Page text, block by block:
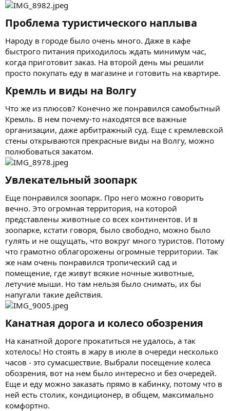
Проблема туристического наплыва​
Народу в городе было очень много. Даже в кафе
быстрого питания приходилось ждать минимум час,
когда приготовит заказ. На второй день мы решили
просто покупать еду в магазине и готовить на квартире.
Кремль и виды на Волгу​
Что же из плюсов? Конечно же понравился самобытный
Кремль. В нем почему-то находятся все важные
организации, даже арбитражный суд. Еще с кремлевской
стены открываются прекрасные виды на Волгу, можно
полюбоваться закатом.
Увлекательный зоопарк​
Еще понравился зоопарк. Про него можно говорить
вечно. Это огромная территория, на которой
представлены животные со всех континентов. И в
зоопарке, кстати говоря, было свободно, можно было
гулять и не ощущать, что вокруг много туристов. Потому
что грамотно облагорожены огромные территории. Так
же нам очень понравился тропический сад и
помещение, где живут всякие ночные животные,
летучие мыши. Но там нельзя было снимать, их бы
напугали такие действия.
Канатная дорога и колесо обозрения​
На канатной дороге прокатиться не удалось, а так
хотелось! Но стоять в жару в июле в очереди несколько
часов - это сумасшествие. Выбрали посещение колеса
обозрения, вот на нем было интересно и без очередей.
Еще и еду можно заказать прямо в кабинку, потому что в
ней есть столик, кондиционер, в общем, максимально
комфортно.